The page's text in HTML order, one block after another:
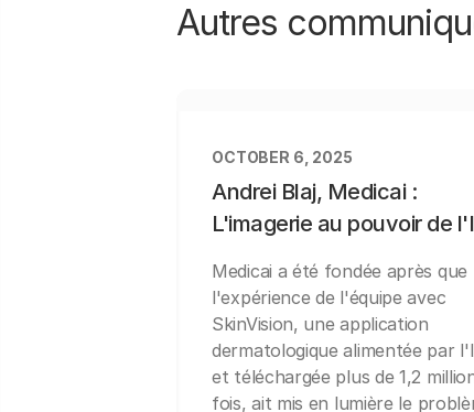
Autres
OCTOBER 6, 2025
Andrei Blaj, Medicai :
L'imagerie au pouvoir de
Medicai a été fondée après que
l'expérience de l'équipe avec
SkinVision, une application
dermatologique alimentée par
et téléchargée plus de 1,2
fois, ait mis en lumière le